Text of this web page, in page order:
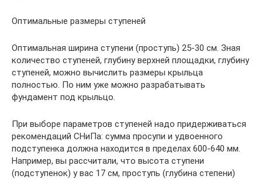
Оптимальные размеры ступеней
Оптимальная ширина ступени (проступь) 25-30 см. Зная
количество ступеней, глубину верхней площадки, глубину
ступеней, можно вычислить размеры крыльца
полностью. По ним уже можно разрабатывать
фундамент под крыльцо.
При выборе параметров ступеней надо придерживаться
рекомендаций СНиПа: сумма просупи и удвоенного
подступенка должна находится в пределах 600-640 мм.
Например, вы рассчитали, что высота ступени
(подступенок) у вас 17 см, проступь (глубина степени)